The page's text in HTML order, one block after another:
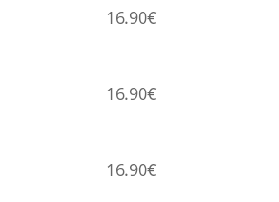
16.90€
16.90€
16.90€